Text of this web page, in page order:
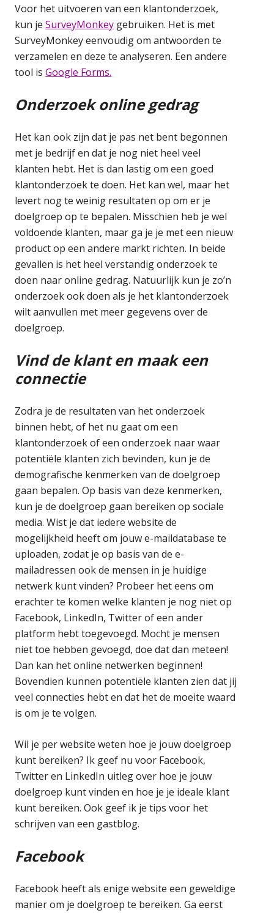
Voor het uitvoeren van een klantonderzoek,
kun jeSurveyMonkey gebruiken. Het is met
SurveyMonkey eenvoudig om antwoorden te
verzamelen en deze te analyseren. Een andere
tool isGoogle Forms.
Onderzoek online gedrag
Het kan ook zijn dat je pas net bent begonnen
met je bedrijf en dat je nog niet heel veel
klanten hebt. Het is dan lastig om een goed
klantonderzoek te doen. Het kan wel, maar het
levert nog te weinig resultaten op om er je
doelgroep op te bepalen. Misschien heb je wel
voldoende klanten, maar ga je je met een nieuw
product op een andere markt richten. In beide
gevallen is het heel verstandig onderzoek te
doen naar online gedrag. Natuurlijk kun je zo’n
onderzoek ook doen als je het klantonderzoek
wilt aanvullen met meer gegevens over de
doelgroep.
Vind de klant en maak een
connectie
Zodra je de resultaten van het onderzoek
binnen hebt, of het nu gaat om een
klantonderzoek of een onderzoek naar waar
potentiële klanten zich bevinden, kun je de
demografische kenmerken van de doelgroep
gaan bepalen. Op basis van deze kenmerken,
kun je de doelgroep gaan bereiken op sociale
media. Wist je dat iedere website de
mogelijkheid heeft om jouw e-maildatabase te
uploaden, zodat je op basis van de e-
mailadressen ook de mensen in je huidige
netwerk kunt vinden? Probeer het eens om
erachter te komen welke klanten je nog niet op
Facebook, LinkedIn, Twitter of een ander
platform hebt toegevoegd. Mocht je mensen
niet toe hebben gevoegd, doe dat dan meteen!
Dan kan het online netwerken beginnen!
Bovendien kunnen potentiële klanten zien dat jij
veel connecties hebt en dat het de moeite waard
is om je te volgen.
Wil je per website weten hoe je jouw doelgroep
kunt bereiken? Ik geef nu voor Facebook,
Twitter en LinkedIn uitleg over hoe je jouw
doelgroep kunt vinden en hoe je je ideale klant
kunt bereiken. Ook geef ik je tips voor het
schrijven van een gastblog.
Facebook
Facebook heeft als enige website een geweldige
manier om je doelgroep te bereiken. Ga eerst